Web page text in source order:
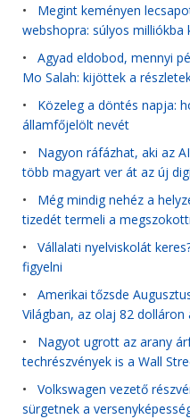
• Megint keményen
webshopra: súlyos milliókba
• Agyad eldobod, mennyi
Mo Salah: kijöttek a
• Közeleg a döntés napja:
államfőjelölt nevét
• Nagyon ráfázhat, aki az
több magyart ver át az új
• Még mindig nehéz a
tizedét termeli a
• Vállalati nyelviskolát
figyelni
• Amerikai tőzsde
Világban, az olaj 82 dolláron
• Nagyot ugrott az arany
techrészvények is a Wall
• Volkswagen vezető
sürgetnek a